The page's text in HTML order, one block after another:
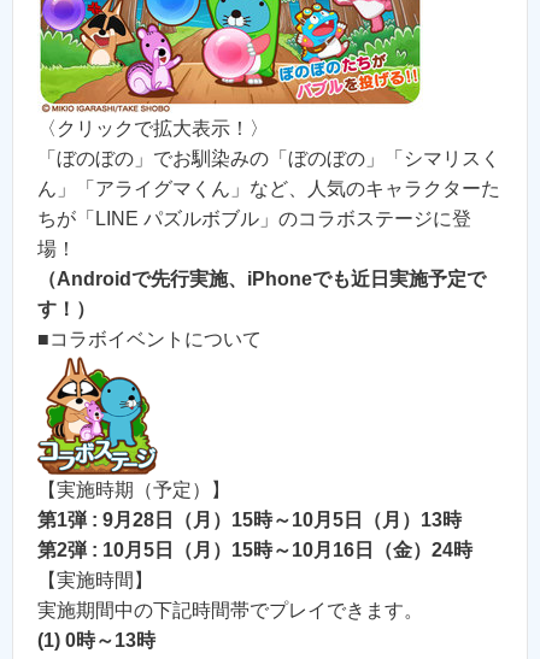
〈クリックで拡大表示！〉
「ぼのぼの」でお馴染みの「ぼのぼの」「シマリスく
ん」「アライグマくん」など、人気のキャラクターた
ちが「LINE パズルボブル」のコラボステージに登
場！
（Androidで先行実施、iPhoneでも近日実施予定で
す！）
■コラボイベントについて
【実施時期（予定）】
第1弾 : 9月28日（月）15時～10月5日（月）13時
第2弾 : 10月5日（月）15時～10月16日（金）24時
【実施時間】
実施期間中の下記時間帯でプレイできます。
(1) 0時～13時